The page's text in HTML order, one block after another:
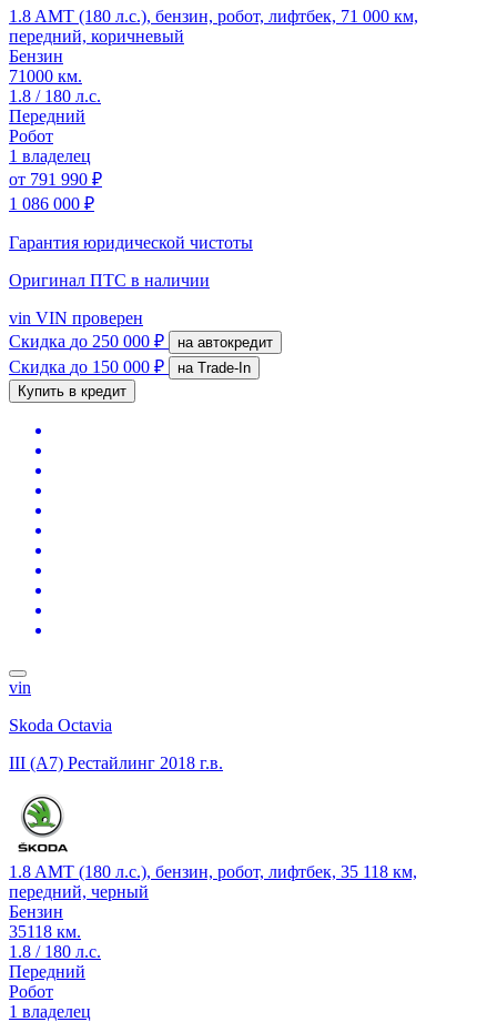
1.8 AMT (180 л.с.), бензин, робот, лифтбек, 71 000 км,
передний, коричневый
Бензин
71000 км.
1.8 / 180 л.с.
Передний
Робот
1 владелец
от 791 990 ₽
1 086 000 ₽
Гарантия юридической чистоты
Оригинал ПТС в наличии
vin VIN проверен
Скидка до 250 000 ₽ на автокредит
Скидка до 150 000 ₽
на Trade-In
Купить в кредит
vin
Skoda Octavia
III (A7) Рестайлинг 2018 г.в.
1.8 AMT (180 л.с.), бензин, робот, лифтбек, 35 118 км,
передний, черный
Бензин
35118 км.
1.8 / 180 л.с.
Передний
Робот
1 владелец